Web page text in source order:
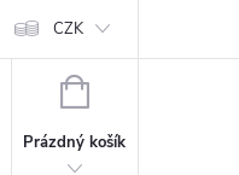
CZK
NÁKUPNÍ
Prázdný košík